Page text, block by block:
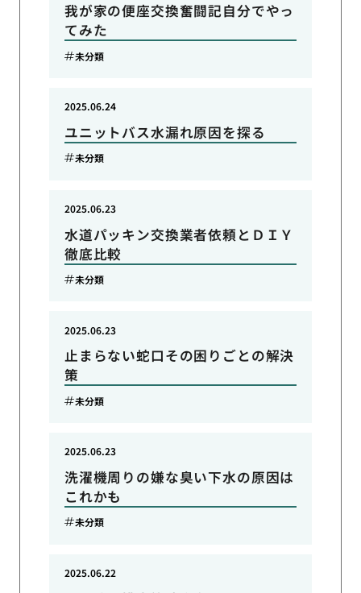
我が家の便座交換奮闘記自分でやっ
てみた
未分類
ユニットバス水漏れ原因を探る
2025.06.24
未分類
水道パッキン交換業者依頼とＤＩＹ
徹底比較
2025.06.23
未分類
止まらない蛇口その困りごとの解決
策
2025.06.23
未分類
洗濯機周りの嫌な臭い下水の原因は
これかも
2025.06.23
未分類
2025.06.22